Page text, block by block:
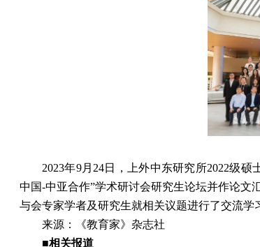
2023年9月 24日，上外中东研究所2022级硕
中国-中亚合作”学术研讨会研究生论坛并作论文
与会专家学者及研究生就相关议题进行了交流学
来源：《教育家》杂志社
■相关报道